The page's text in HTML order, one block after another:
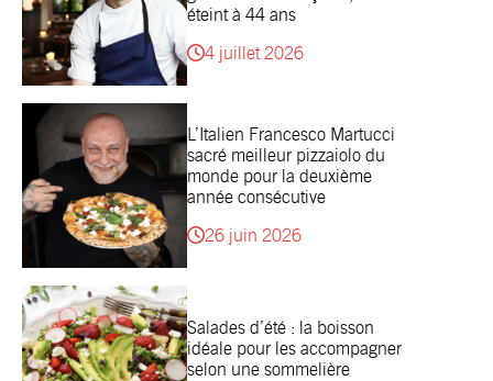
éteint à 44 ans
4 juillet 2026
L’Italien Francesco Martucci
sacré meilleur pizzaiolo du
monde pour la deuxième
année consécutive
26 juin 2026
Salades d’été : la boisson
idéale pour les accompagner
selon une sommelière